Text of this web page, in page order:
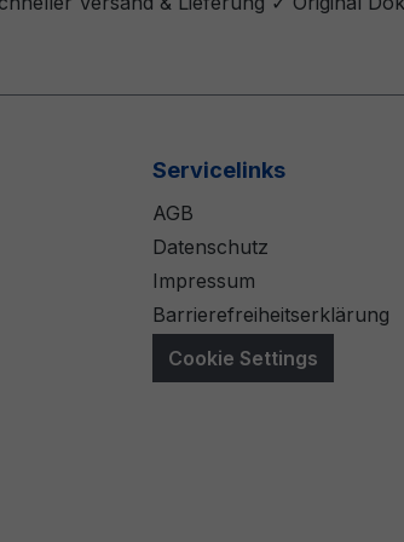
Servicelinks
AGB
Datenschutz
Impressum
Barrierefreiheitserklärung
Cookie Settings